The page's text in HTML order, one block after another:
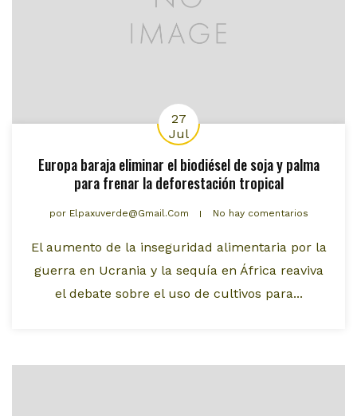
27
Jul
Europa baraja eliminar el biodiésel de soja y palma
para frenar la deforestación tropical
porElpaxuverde@gmail.com No hay comentarios
El aumento de la inseguridad alimentaria por la
guerra en Ucrania y la sequía en África reaviva
el debate sobre el uso de cultivos para...